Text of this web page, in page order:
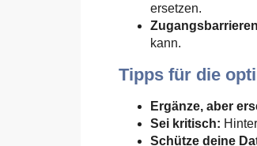
ersetzen.
kann.
Tipps für die
Ergänze, aber
Sei kritisch:
Schütze deine